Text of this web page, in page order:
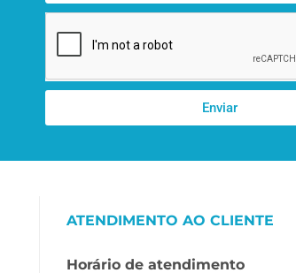
Enviar
ATENDIMENTO AO CLIENTE
Horário de atendimento